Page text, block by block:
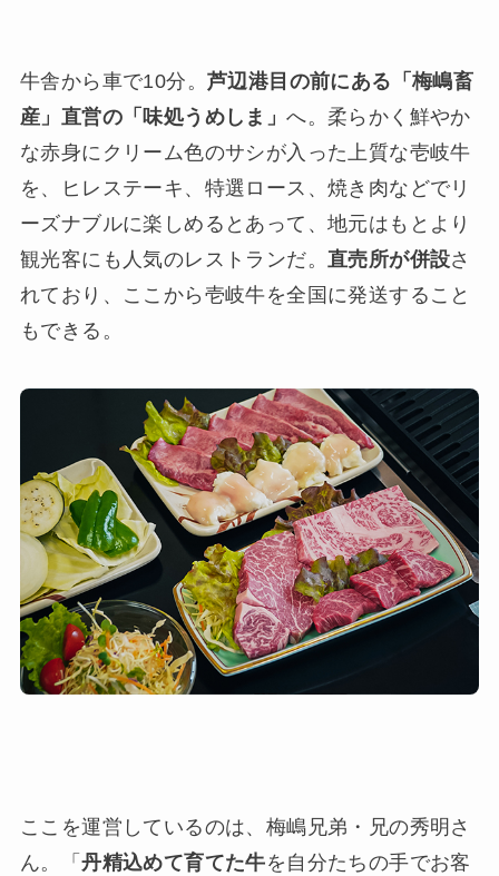
牛舎から車で10分。 芦辺港目の前にある「梅嶋畜
産」直営の「味処うめしま」へ。柔らかく鮮やか
な赤身にクリーム色のサシが入った上質な壱岐牛
を、ヒレステーキ、特選ロース、焼き肉などでリ
ーズナブルに楽しめるとあって、地元はもとより
観光客にも人気のレストランだ。 直売所が併設さ
れており、ここから壱岐牛を全国に発送すること
もできる。
ここを運営しているのは、梅嶋兄弟・兄の秀明さ
ん。「丹精込めて育てた牛を自分たちの手でお客